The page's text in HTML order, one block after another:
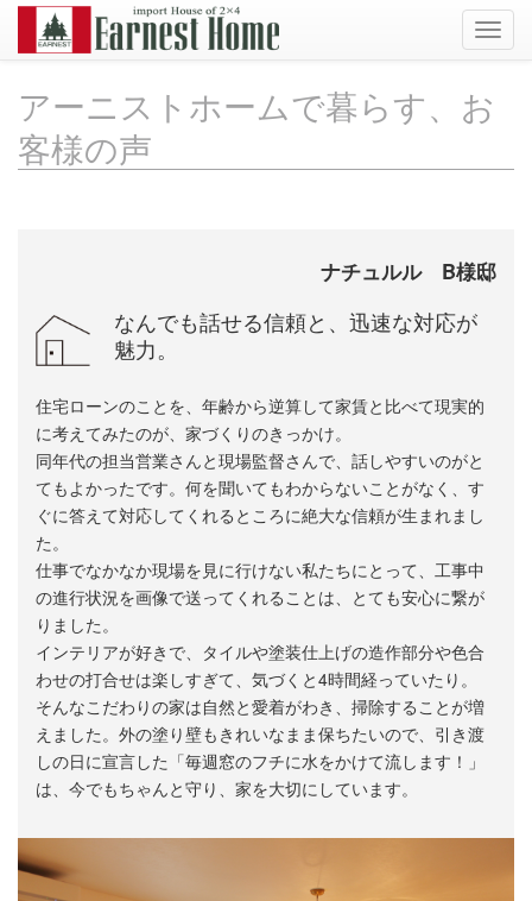
アーニストホームで暮らす、お
客様の声
ナチュルル B様邸
なんでも話せる信頼と、迅速な対応が
魅力。
住宅ローンのことを、年齢から逆算して家賃と比べて現実的
に考えてみたのが、家づくりのきっかけ。
同年代の担当営業さんと現場監督さんで、話しやすいのがと
てもよかったです。何を聞いてもわからないことがなく、す
ぐに答えて対応してくれるところに絶大な信頼が生まれまし
た。
仕事でなかなか現場を見に行けない私たちにとって、工事中
の進行状況を画像で送ってくれることは、とても安心に繋が
りました。
インテリアが好きで、タイルや塗装仕上げの造作部分や色合
わせの打合せは楽しすぎて、気づくと4時間経っていたり。
そんなこだわりの家は自然と愛着がわき、掃除することが増
えました。外の塗り壁もきれいなまま保ちたいので、引き渡
しの日に宣言した「毎週窓のフチに水をかけて流します！」
は、今でもちゃんと守り、家を大切にしています。